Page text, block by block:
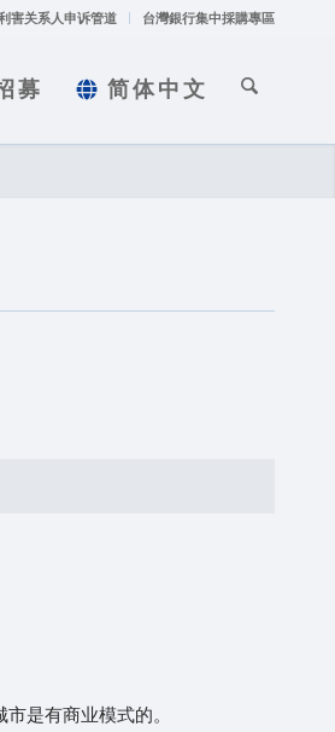
害关系人申诉管道 台灣銀行集中採購專區
募 简体中文
是有商业模式的。